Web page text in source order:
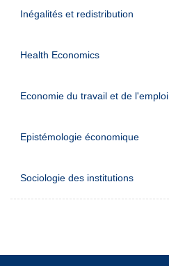
Inégalités et redistribution
Health Economics
Economie du travail et de l'emploi
Epistémologie économique
Sociologie des institutions